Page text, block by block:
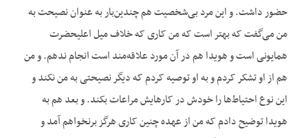
حضور داشت. و این مرد بی‌شخصیت هم چندین‌بار به عنوان نصیحت به
من می‌گفت که بهتر است که من کاری که خلاف میل اعلیحضرت
همایونی است و هویدا هم در آن مورد علاقه‌مند است انجام ندهم. و من
هم از او تشکر کردم و به او توصیه کردم که دیگر نصیحتی به من نکند و
این نوع احتیاط‌ها را خودش در کارهایش مراعات بکند. و بعد هم به
هویدا توضیح دادم که من از عهده چنین کاری هرگز برنخواهم آمد و